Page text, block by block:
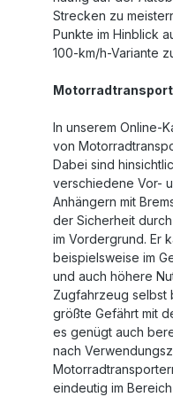
Strecken zu
Punkte im Hinblick
100-km/h-Variante
In unserem Online-
von
Dabei sind
verschiedene Vor-
Anhängern mit
der Sicherheit
im Vordergrund. Er
beispielsweise im
und auch höhere
Zugfahrzeug selbst
größte Gefährt mit
es genügt auch
nach
eindeutig im